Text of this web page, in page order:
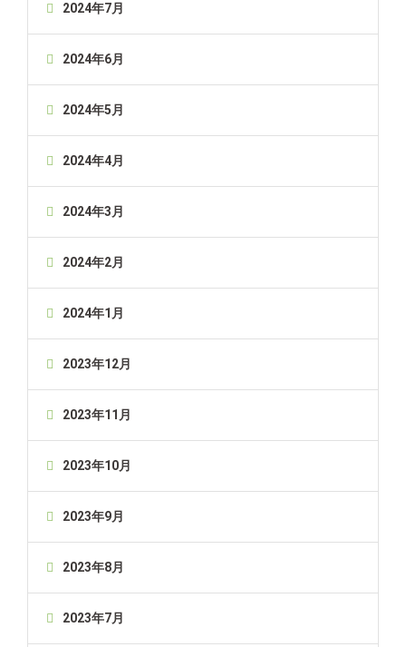
2024年7月
2024年6月
2024年5月
2024年4月
2024年3月
2024年2月
2024年1月
2023年12月
2023年11月
2023年10月
2023年9月
2023年8月
2023年7月